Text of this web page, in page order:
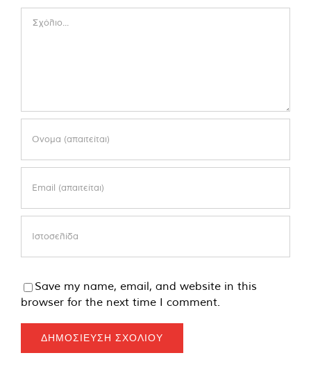
Save my name, email, and website in this
browser for the next time I comment.